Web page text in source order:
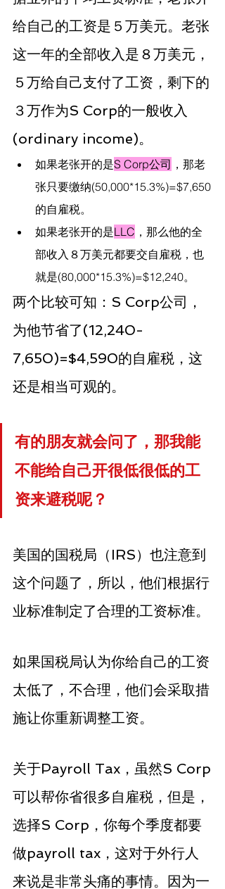
给自己的工资是５万美元。老张
这一年的全部收入是８万美元，
５万给自己支付了工资，剩下的
３万作为S Corp的一般收入
(ordinary income)。
如果老张开的是S Corp公司 ，那老
张只要缴纳(50,000*15.3%)=$7,650
的自雇税。
如果老张开的是LLC ，那么他的全
部收入８万美元都要交自雇税，也
就是(80,000*15.3%)=$12,240。
两个比较可知：S Corp公司，
为他节省了(12,240-
7,650)=$4,590的自雇税，这
还是相当可观的。
有的朋友就会问了，那我能
不能给自己开很低很低的工
资来避税呢？
美国的国税局（IRS）也注意到
这个问题了，所以，他们根据行
业标准制定了合理的工资标准。
如果国税局认为你给自己的工资
太低了，不合理，他们会采取措
施让你重新调整工资。
关于Payroll Tax，虽然S Corp
可以帮你省很多自雇税，但是，
选择S Corp，你每个季度都要
做payroll tax，这对于外行人
来说是非常头痛的事情。因为一